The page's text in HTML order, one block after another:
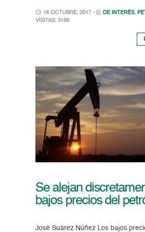
16 OCTUBRE, 2017 • DE INTERÉS,
VISITAS: 3166
Se alejan
bajos precios del
José Suárez Núñez Los bajos